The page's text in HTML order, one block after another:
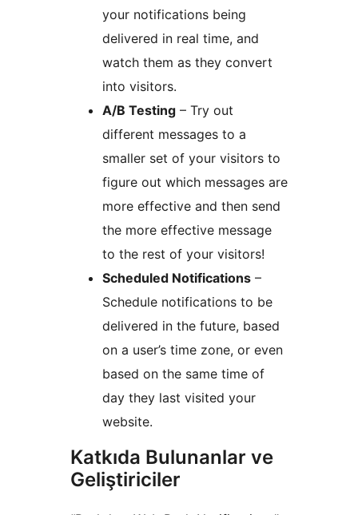
your notifications being
delivered in real time, and
watch them as they convert
into visitors.
A/B Testing – Try out
different messages to a
smaller set of your visitors to
figure out which messages are
more effective and then send
the more effective message
to the rest of your visitors!
Scheduled Notifications –
Schedule notifications to be
delivered in the future, based
on a user’s time zone, or even
based on the same time of
day they last visited your
website.
Katkıda Bulunanlar ve
Geliştiriciler